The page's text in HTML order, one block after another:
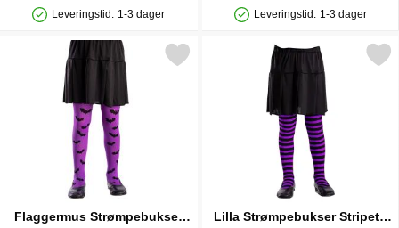
Produkttilgjengelighet: På lager
Leveringstid: 1-3 dager
Produkttilgjengelighet: På lager
Leveringstid: 1-3 dager
Flaggermus Strømpebukser
Merk flaggermus Strømpebukser Barn som favoritt
Lilla Strømpebukser Stripete
Merk lilla Strømpebukser